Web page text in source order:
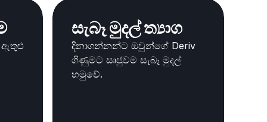
ඇතුළු
සැබෑ මුදල් ත්‍යාග
දිනාගන්නන්ට ඔවුන්ගේ Deriv
ගිණුමට සෘජුවම සැබෑ මුදල්
හමුවේ.